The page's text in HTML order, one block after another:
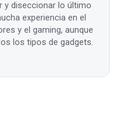
y diseccionar lo último
experiencia en el
y el gaming, aunque
los tipos de gadgets.